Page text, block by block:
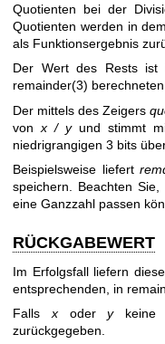
Quotienten bei der
Quotienten werden in
als Funktionsergebnis
Der Wert des Rests ist
remainder(3)
Der mittels des Zeigers
von x / yund stimmt
niedrigrangigen 3 bits
Beispielsweise liefert
speichern. Beachten
eine Ganzzahl passen
RÜCKGABEWERT
Im Erfolgsfall liefern
entsprechenden, in
Falls xoderykeine
zurückgegeben.